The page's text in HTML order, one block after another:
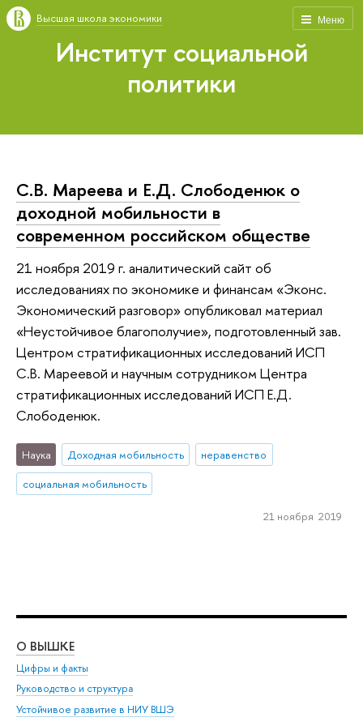
Меню
Высшая школа экономики
Институт социальной
политики
С.В. Мареева и Е.Д. Слободенюк о
доходной мобильности в
современном российском обществе
21 ноября 2019 г. аналитический сайт об
исследованиях по экономике и финансам «Эконс.
Экономический разговор» опубликовал материал
«Неустойчивое благополучие», подготовленный зав.
Центром стратификационных исследований ИСП
С.В. Мареевой и научным сотрудником Центра
стратификационных исследований ИСП Е.Д.
Слободенюк.
Наука Доходная мобильность
неравенство
социальная мобильность
21 ноября 2019
О ВЫШКЕ
Цифры и факты
Руководство и структура
Устойчивое развитие в НИУ ВШЭ